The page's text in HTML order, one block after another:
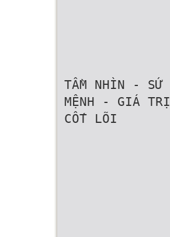
TẦM NHÌN - SỨ
MỆNH - GIÁ TRỊ
CỐT LÕI